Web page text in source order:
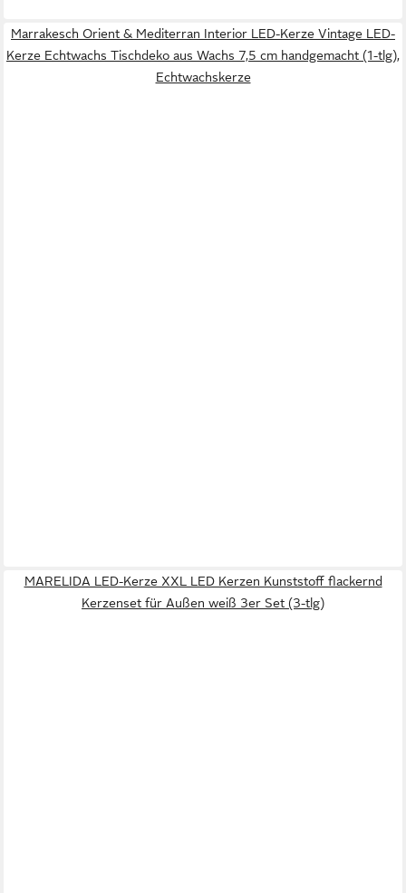
Marrakesch Orient & Mediterran Interior LED-Kerze Vintage LED-
Kerze Echtwachs Tischdeko aus Wachs 7,5 cm handgemacht (1-tlg),
Echtwachskerze
MARELIDA LED-Kerze XXL LED Kerzen Kunststoff flackernd
Kerzenset für Außen weiß 3er Set (3-tlg)